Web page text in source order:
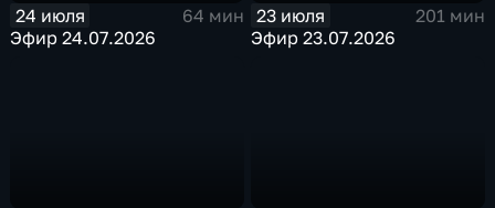
24 июля
64 мин
Эфир 24.07.2026
23 июля
201 мин
Эфир 23.07.2026